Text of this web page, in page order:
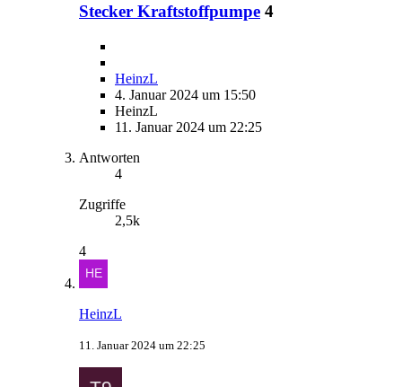
Stecker Kraftstoffpumpe 4
HeinzL
4. Januar 2024 um 15:50
HeinzL
11. Januar 2024 um 22:25
Antworten
4
Zugriffe
2,5k
4
HeinzL
11. Januar 2024 um 22:25